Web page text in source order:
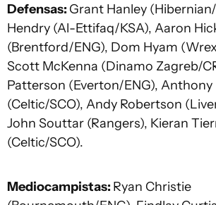
Defensas: Grant Hanley
Hendry (Al-Ettifaq/KSA), Aaron
(Brentford/ENG), Dom Hyam
Scott McKenna (Dinamo Zagreb/
Patterson (Everton/ENG), Anthony
(Celtic/SCO), Andy Robertson
John Souttar (Rangers), Kieran
(Celtic/SCO).
Mediocampistas: Ryan Christie